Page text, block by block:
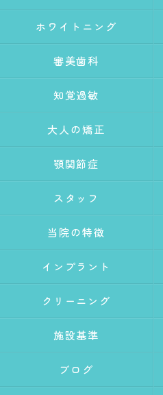
ホワイトニング
審美歯科
知覚過敏
大人の矯正
顎関節症
スタッフ
当院の特徴
インプラント
クリーニング
施設基準
ブログ